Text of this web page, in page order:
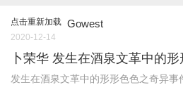
点击重新加载 Gowest
2020-12-14
卜荣华 发生在酒泉文革中的
发生在酒泉文革中的形形色色之奇异